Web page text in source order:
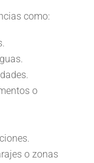
como:
o
o zonas